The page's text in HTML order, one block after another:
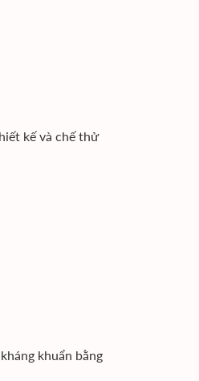
kế và chế thử
khuẩn bằng